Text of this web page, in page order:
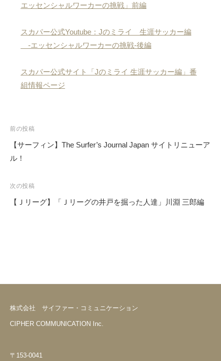
エッセンシャルワーカーの挑戦」前編
スカパー公式Youtube：Jのミライ 生涯サッカー編
-エッセンシャルワーカーの挑戦-後編
スカパー公式サイト「Jのミライ 生涯サッカー編」番
組情報ページ
投
ナ
ビ
前の投稿
【サーフィン】The Surfer’s Journal Japan サイトリニューア
ル！
次の投稿
【Ｊリーグ】「Ｊリーグの井戸を掘った人達」川淵 三郎編
株式会社 サイファー・コミュニケーション
CIPHER COMMUNICATION Inc.
〒153-0041